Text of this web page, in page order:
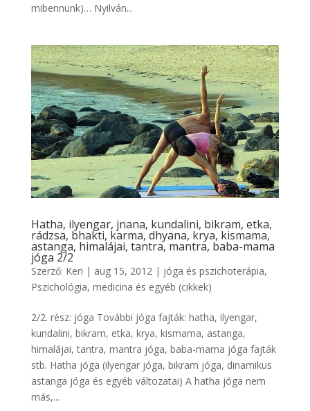
mibennünk)… Nyilván...
Hatha, ilyengar, jnana, kundalini, bikram, etka,
rádzsa, bhakti, karma, dhyana, krya, kismama,
astanga, himalájai, tantra, mantra, baba-mama
jóga 2/2
Szerző: Keri | aug 15, 2012| jóga és pszichoterápia,
Pszichológia, medicina és egyéb (cikkek)
2/2. rész: jóga További jóga fajták: hatha, ilyengar,
kundalini, bikram, etka, krya, kismama, astanga,
himalájai, tantra, mantra jóga, baba-mama jóga fajták
stb. Hatha jóga (ilyengar jóga, bikram jóga, dinamikus
astanga jóga és egyéb változatai) A hatha jóga nem
más,...